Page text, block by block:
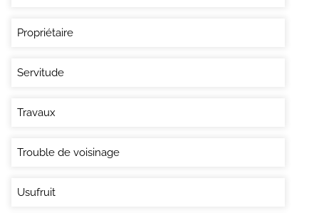
Propriétaire
Servitude
Travaux
Trouble de voisinage
Usufruit